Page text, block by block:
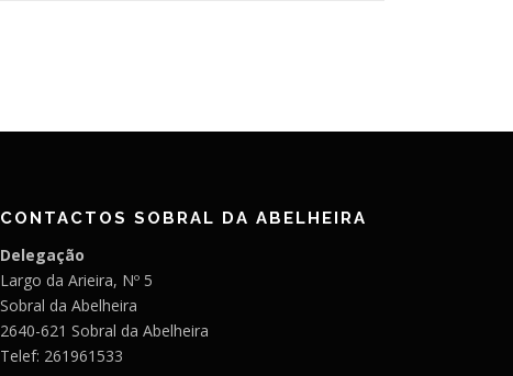
CONTACTOS SOBRAL DA ABELHEIRA
Delegação
Largo da Arieira, Nº 5
Sobral da Abelheira
2640-621 Sobral da Abelheira
Telef: 261961533